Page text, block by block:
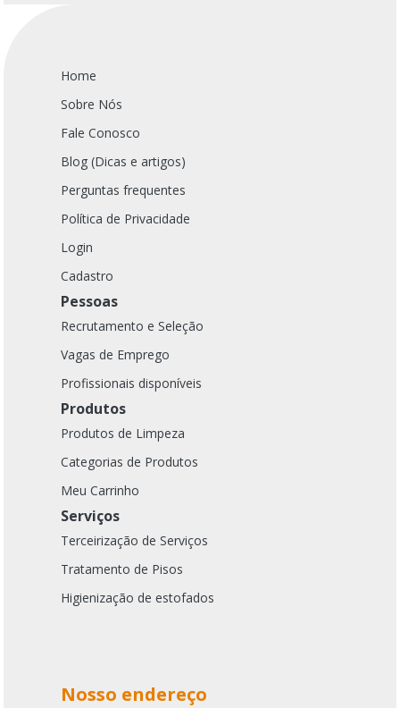
Home
Sobre Nós
Fale Conosco
Blog (Dicas e artigos)
Perguntas frequentes
Política de Privacidade
Login
Cadastro
Pessoas
Recrutamento e Seleção
Vagas de Emprego
Profissionais disponíveis
Produtos
Produtos de Limpeza
Categorias de Produtos
Meu Carrinho
Serviços
Terceirização de Serviços
Tratamento de Pisos
Higienização de estofados
Nosso endereço